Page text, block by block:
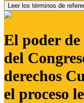
Leer los términos de
El poder
del
derechos
el proceso